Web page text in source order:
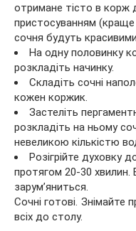
отримане тісто в
пристосуванням
сочня будуть красивими
На одну половинку
розкладіть начинку.
Складіть сочні
кожен коржик.
Застеліть
розкладіть на ньому
невеликою кількістю
Розігрійте духовку
протягом 20-30 хвилин.
зарум’яниться.
Сочні готові. Знімайте
всіх до столу.